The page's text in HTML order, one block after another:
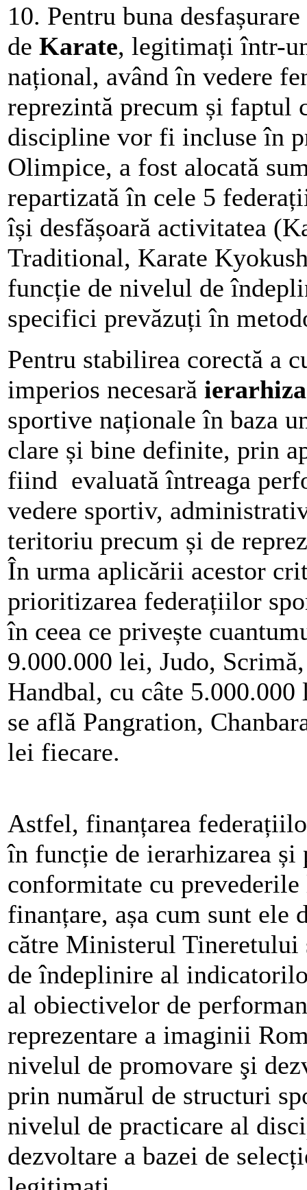
10. Pentru buna
de Karate, legitimați într-
național, având în vedere
reprezintă precum și faptul
discipline vor fi incluse în
Olimpice, a fost alocată
repartizată în cele 5
își desfășoară activitatea
Traditional, Karate
funcție de nivelul de
specifici prevăzuți în
Pentru stabilirea corectă a
imperios necesară
sportive naționale în baza
clare și bine definite, prin
fiind evaluată întreaga
vedere sportiv,
teritoriu precum și de
În urma aplicării acestor
prioritizarea federațiilor
în ceea ce privește
9.000.000 lei, Judo,
Handbal, cu câte
se află Pangration,
lei fiecare.
Astfel, finanțarea
în funcție de ierarhizarea
conformitate cu
finanțare, așa cum sunt ele
către Ministerul
de îndeplinire al
al obiectivelor de
reprezentare a imaginii
nivelul de promovare şi
prin numărul de structuri
nivelul de practicare al
dezvoltare a bazei de